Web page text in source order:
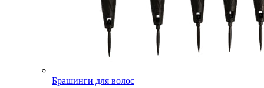
Брашинги для волос